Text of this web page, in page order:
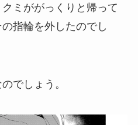
ミががっくりと帰って
指輪を外したのでし
でしょう。